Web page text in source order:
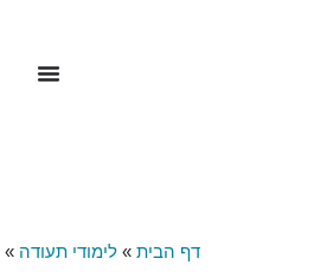
דף הבית » לימודי תעודה »